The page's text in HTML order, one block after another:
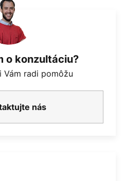
o konzultáciu?
Vám radi pomôžu
nás